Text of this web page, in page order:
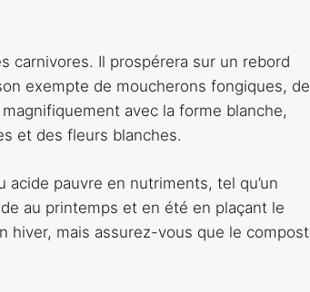
carnivores. Il prospérera sur un rebord
exempte de moucherons fongiques, de
avec la forme blanche,
et des fleurs blanches.
pauvre en nutriments, tel qu’un
au printemps et en été en plaçant le
hiver, mais assurez-vous que le compost